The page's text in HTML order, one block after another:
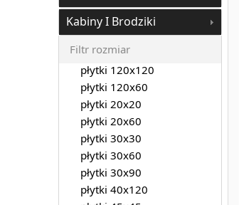
Kabiny I Brodziki
Filtr rozmiar
płytki 120x120
płytki 120x60
płytki 20x20
płytki 20x60
płytki 30x30
płytki 30x60
płytki 30x90
płytki 40x120